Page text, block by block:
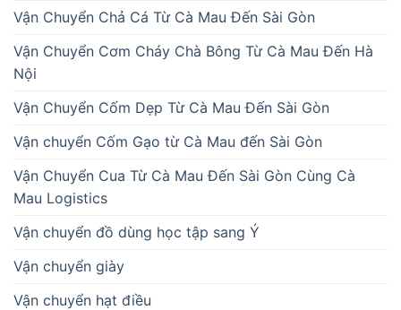
Vận Chuyển Chả Cá Từ Cà Mau Đến Sài Gòn
Vận Chuyển Cơm Cháy Chà Bông Từ Cà Mau Đến Hà
Nội
Vận Chuyển Cốm Dẹp Từ Cà Mau Đến Sài Gòn
Vận chuyển Cốm Gạo từ Cà Mau đến Sài Gòn
Vận Chuyển Cua Từ Cà Mau Đến Sài Gòn Cùng Cà
Mau Logistics
Vận chuyển đồ dùng học tập sang Ý
Vận chuyển giày
Vận chuyển hạt điều